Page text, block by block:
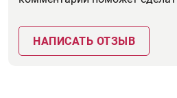
НАПИСАТЬ ОТЗЫВ